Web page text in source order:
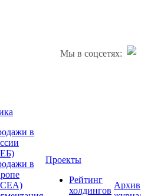
Мы в соцсетях:
в
в
Проекты
Рейтинг
холдингов
Архив